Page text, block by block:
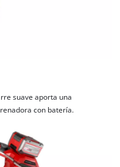
suave aporta una
con batería.